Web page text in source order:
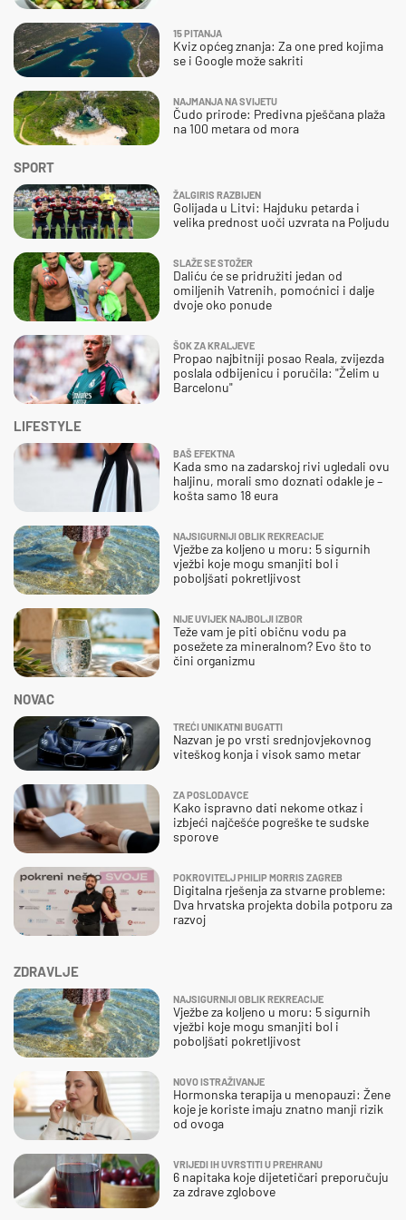
ZDRAVLJE
NAJSIGURNIJI OBLIK REKREACIJE
Vježbe za koljeno u moru: 5 sigurnih
vježbi koje mogu smanjiti bol i
poboljšati pokretljivost
NOVO ISTRAŽIVANJE
Hormonska terapija u menopauzi: Žene
koje je koriste imaju znatno manji rizik
od ovoga
VRIJEDI IH UVRSTITI U PREHRANU
6 napitaka koje dijetetičari preporučuju
za zdrave zglobove
SPORT
ŽALGIRIS RAZBIJEN
Golijada u Litvi: Hajduku petarda i
velika prednost uoči uzvrata na Poljudu
SLAŽE SE STOŽER
Daliću će se pridružiti jedan od
omiljenih Vatrenih, pomoćnici i dalje
dvoje oko ponude
ŠOK ZA KRALJEVE
Propao najbitniji posao Reala, zvijezda
poslala odbijenicu i poručila: "Želim u
Barcelonu"
15 PITANJA
Kviz općeg znanja: Za one pred kojima
se i Google može sakriti
NAJMANJA NA SVIJETU
Čudo prirode: Predivna pješčana plaža
na 100 metara od mora
NOVAC
TREĆI UNIKATNI BUGATTI
Nazvan je po vrsti srednjovjekovnog
viteškog konja i visok samo metar
ZA POSLODAVCE
Kako ispravno dati nekome otkaz i
izbjeći najčešće pogreške te sudske
sporove
POKROVITELJ PHILIP MORRIS ZAGREB
Digitalna rješenja za stvarne probleme:
Dva hrvatska projekta dobila potporu za
razvoj
LIFESTYLE
BAŠ EFEKTNA
Kada smo na zadarskoj rivi ugledali ovu
haljinu, morali smo doznati odakle je –
košta samo 18 eura
NAJSIGURNIJI OBLIK REKREACIJE
Vježbe za koljeno u moru: 5 sigurnih
vježbi koje mogu smanjiti bol i
poboljšati pokretljivost
NIJE UVIJEK NAJBOLJI IZBOR
Teže vam je piti običnu vodu pa
posežete za mineralnom? Evo što to
čini organizmu